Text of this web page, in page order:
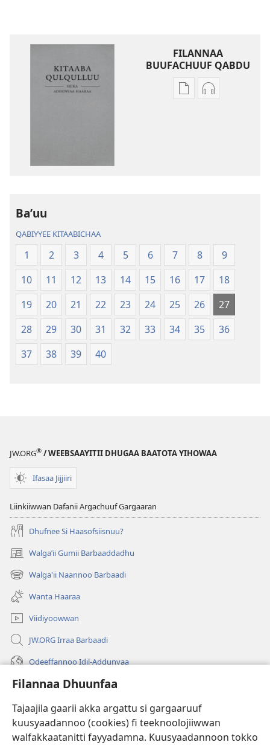
Filannaa Dhuunfaa
Tajaajila gaarii akka argattu si gargaaruuf
kuusyaadannoo (cookies) fi teeknoolojiiwwan
walfakkaatanitti fayyadamna. Kuusyaadannoon tokko
FILANNAA
BUUFACHUUF QABDU
Filannaawwan
Baʼuu
QABIYYEE KITAABICHAA
1 2 3 4 5 6 7 8
9
10
11 12 13 14 15 16 17
18
19
20 21 22 23 24 25 26
27
28
29 30 31 32 33 34 35
36
37
38 39 40
JW.ORG® / WEEBSAAYITII DHUGAA BAATOTA YIHOWAA
Ifasaa Jijjiiri
Liinkiiwwan Dafanii Argachuuf Gargaaran
Dhufnee Si Haasofsiisnuu?
Walgaʼii Gumii Barbaaddadhu
(opens
new
window)
Walga'ii Naannoo Barbaadi
(opens
new
window)
Wanta Haaraa
Viidiyoowwan
JW.ORG Irraa Barbaadi
Odeeffannoo Idil-Addunyaa
Gargaarsa
Buusii
(opens
window)